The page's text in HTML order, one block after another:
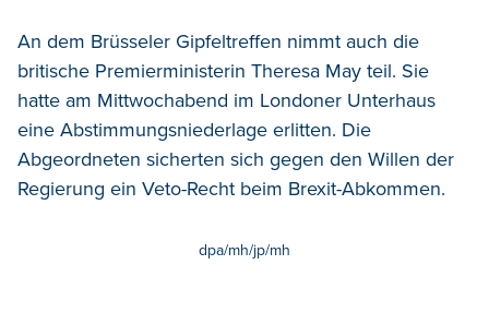
An dem Brüsseler Gipfeltreffen nimmt auch die
britische Premierministerin Theresa May teil. Sie
hatte am Mittwochabend im Londoner Unterhaus
eine Abstimmungsniederlage erlitten. Die
Abgeordneten sicherten sich gegen den Willen der
Regierung ein Veto-Recht beim Brexit-Abkommen.
dpa/mh/jp/mh